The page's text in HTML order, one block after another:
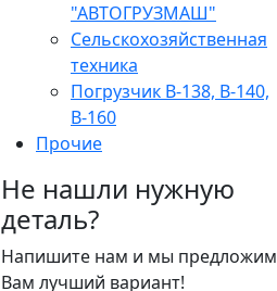
"АВТОГРУЗМАШ"
Сельскохозяйственная
техника
Погрузчик В-138, В-140,
В-160
Прочие
Не нашли нужную
деталь?
Напишите нам и мы предложим
Вам лучший вариант!